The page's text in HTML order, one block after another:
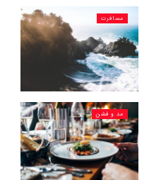
مسافرت
مد و فشن